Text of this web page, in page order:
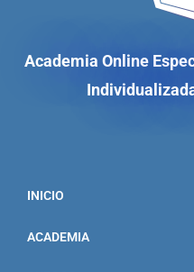
Academia Online
INICIO
ACADEMIA